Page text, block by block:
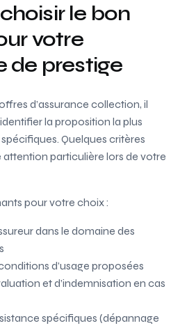
le bon
votre
de prestige
d’assurance collection, il
la proposition la plus
Quelques critères
attention particulière lors de votre
pour votre choix :
dans le domaine des
d’usage proposées
et d’indemnisation en cas
spécifiques (dépannage